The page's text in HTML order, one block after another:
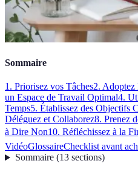
Sommaire
1. Priorisez vos Tâches2. Adoptez
un Espace de Travail Optimal4.
Temps5. Établissez des Objectifs
Déléguez et Collaborez8. Prenez
à Dire Non10. Réfléchissez à la
VidéoGlossaireChecklist avant
Sommaire(13 sections)